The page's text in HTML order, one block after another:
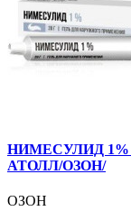
НИМЕСУЛИД 1%
АТОЛЛ/ОЗОН/
ОЗОН